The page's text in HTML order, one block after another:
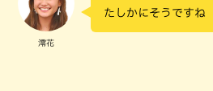
澪花
たしかにそうですね